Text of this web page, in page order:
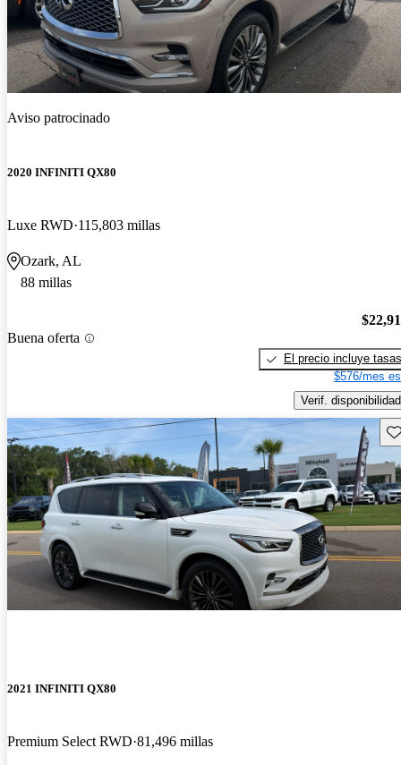
Aviso patrocinado
2020 INFINITI QX80
Luxe RWD 115,803 millas
Ozark, AL
88 millas
Buena oferta
El precio incluye tasas
$576/mes
Verif. disponibilidad
2021 INFINITI QX80
Premium Select RWD 81,496 millas